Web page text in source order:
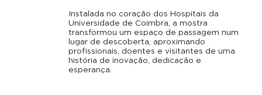
Instalada no coração dos Hospitais da
Universidade de Coimbra, a mostra
transformou um espaço de passagem num
lugar de descoberta, aproximando
profissionais, doentes e visitantes de uma
história de inovação, dedicação e
esperança.